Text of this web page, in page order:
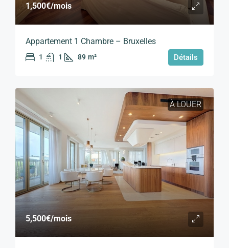
1,500€/mois
Appartement 1 Chambre – Bruxelles
1 1 89 m² Détails
À LOUER
5,500€/mois